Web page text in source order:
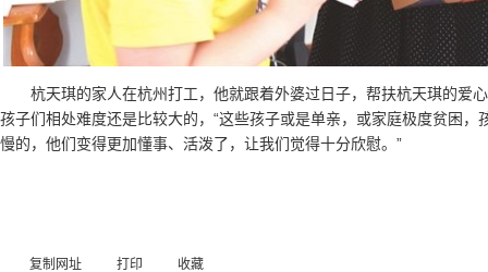
杭天琪的家人在杭州打工，他就跟着外婆过日子，帮扶杭天琪的爱
孩子们相处难度还是比较大的，“这些孩子或是单亲，或家庭极度贫困，
慢的，他们变得更加懂事、活泼了，让我们觉得十分欣慰。”
复制网址 打印 收藏